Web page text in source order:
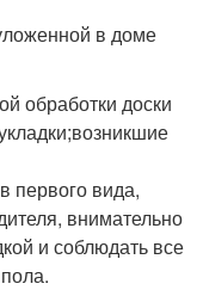
в доме
обработки доски
первого вида,
внимательно
и соблюдать все